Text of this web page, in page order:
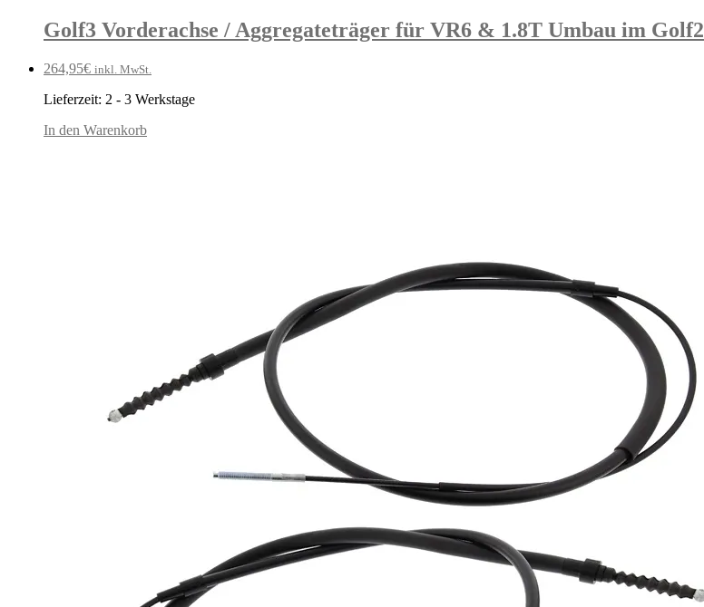
Golf3 Vorderachse / Aggregateträger für VR6 & 1.8T Umbau im Golf2
264,95€ inkl. MwSt.
Lieferzeit: 2 - 3 Werkstage
In den Warenkorb